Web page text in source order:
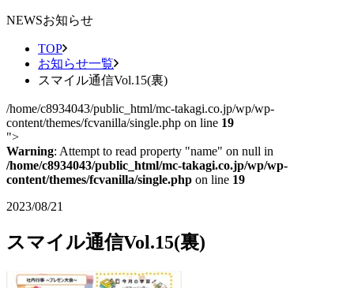
NEWSお知らせ
TOP
お知らせ一覧
スマイル通信Vol.15(裏)
/home/c8934043/public_html/mc-takagi.co.jp/wp/wp-
content/themes/fcvanilla/single.php on line 19
">
Warning: Attempt to read property "name" on null in
/home/c8934043/public_html/mc-takagi.co.jp/wp/wp-
content/themes/fcvanilla/single.php on line 19
2023/08/21
スマイル通信Vol.15(裏)